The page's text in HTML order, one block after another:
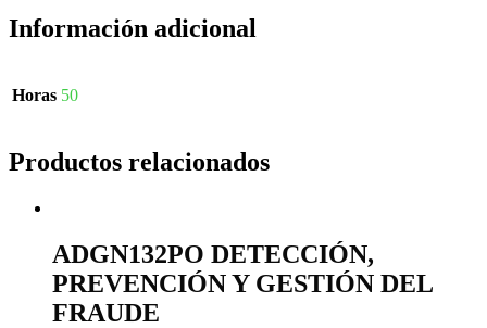
Información adicional
Horas 50
Productos relacionados
ADGN132PO DETECCIÓN,
PREVENCIÓN Y GESTIÓN DEL
FRAUDE